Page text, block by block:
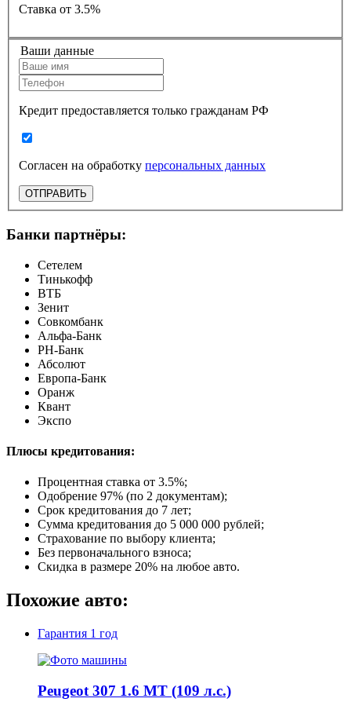
Ставка от 3.5%
Ваши данные
Кредит предоставляется только гражданам РФ
Согласен на обработку персональных данных
ОТПРАВИТЬ
Банки партнёры:
Сетелем
Тинькофф
ВТБ
Зенит
Совкомбанк
Альфа-Банк
РН-Банк
Абсолют
Европа-Банк
Оранж
Квант
Экспо
Плюсы кредитования:
Процентная ставка от 3.5%;
Одобрение 97% (по 2 документам);
Срок кредитования до 7 лет;
Сумма кредитования до 5 000 000 рублей;
Страхование по выбору клиента;
Без первоначального взноса;
Скидка в размере 20% на любое авто.
Похожие авто:
Гарантия 1 год
Peugeot 307 1.6 MT (109 л.с.)